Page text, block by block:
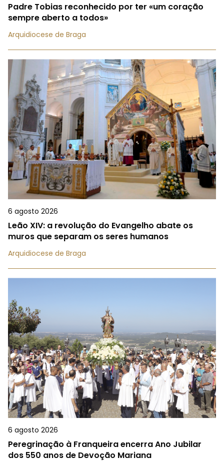
Padre Tobias reconhecido por ter «um coração
sempre aberto a todos»
Arquidiocese de Braga
6 agosto 2026
Leão XIV: a revolução do Evangelho abate os
muros que separam os seres humanos
Arquidiocese de Braga
6 agosto 2026
Peregrinação à Franqueira encerra Ano Jubilar
dos 550 anos de Devoção Mariana